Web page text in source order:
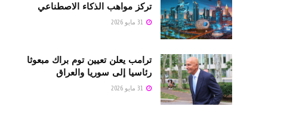
تركز مواهب الذكاء الاصطناعي
ترامب يعلن تعيين توم براك مبعوثا
رئاسيا إلى سوريا والعراق